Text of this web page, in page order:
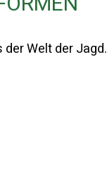
Welt der Jagd.